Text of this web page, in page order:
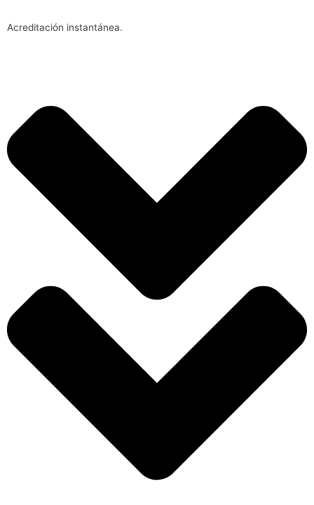
Acreditación instantánea.